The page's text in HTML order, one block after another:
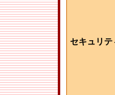
セキュリテ